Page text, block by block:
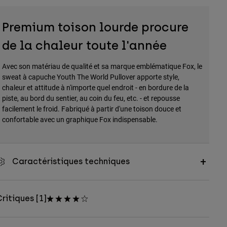
Premium toison lourde procure
de la chaleur toute l'année
Avec son matériau de qualité et sa marque emblématique Fox, le
sweat à capuche Youth The World Pullover apporte style,
chaleur et attitude à n'importe quel endroit - en bordure de la
piste, au bord du sentier, au coin du feu, etc. - et repousse
facilement le froid. Fabriqué à partir d'une toison douce et
confortable avec un graphique Fox indispensable.
Caractéristiques techniques
[1]